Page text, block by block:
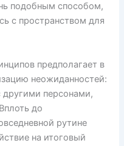
подобным способом,
с пространством для
предполагает в
неожиданностей:
другими персонами,
до
рутине
на итоговый